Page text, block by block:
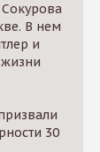
В нем
и
30